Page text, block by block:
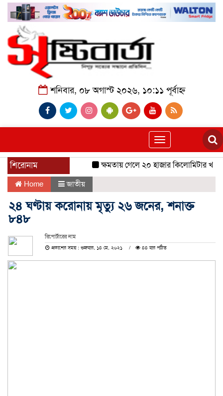
শনিবার, ০৮ অগাস্ট ২০২৬, ১০:১১ পূর্বাহ্ন
Toggle
navigation
শিরোনাম ক্ষমতায় গেলে ২০ হাজার কিলোমিটার খাল
Home জাতীয়
২৪ ঘণ্টায় করোনায় মৃত্যু ২৬ জনের, শনাক্ত
৮৪৮
রিপোর্টারের নাম
প্রকাশের সময় : শুক্রবার, ১৪ মে, ২০২১
৪৪ বার পঠিত